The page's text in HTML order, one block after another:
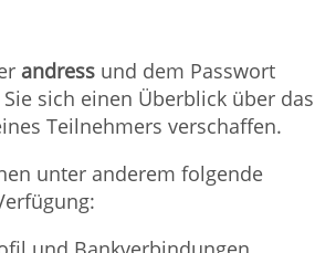
andress und dem Passwort
sich einen Überblick über das
Teilnehmers verschaffen.
unter anderem folgende